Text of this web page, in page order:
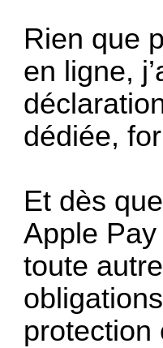
Rien que
en ligne,
dédiée,
Et dès
Apple
toute